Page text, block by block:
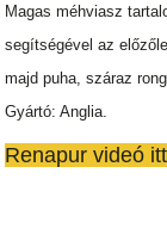
Magas méhviasz
segítségével az
majd puha, száraz
Gyártó: Anglia.
Renapur videó